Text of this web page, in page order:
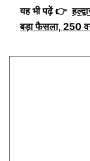
यह भी पढ़ें 👉
बड़ा फैसला, 250